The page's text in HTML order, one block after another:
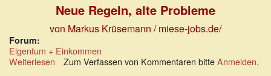
Neue Regeln, alte Probleme
von Markus Krüsemann / miese-jobs.de/
Forum:
Eigentum + Einkommen
Weiterlesen über
Zum Verfassen von Kommentaren bitteAnmelden.